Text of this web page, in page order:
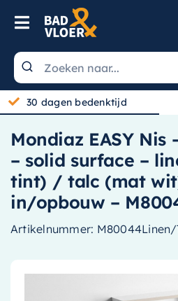
Skip to content
Toggle Navigation
Wastafels
Toiletten
Spiegels
Kranen
Douche
Badkamermeubels
30 dagen bedenktijd
Mondiaz EASY Nis
– solid surface –
tint) / talc (mat
in/opbouw –
Artikelnummer: M80044Linen/